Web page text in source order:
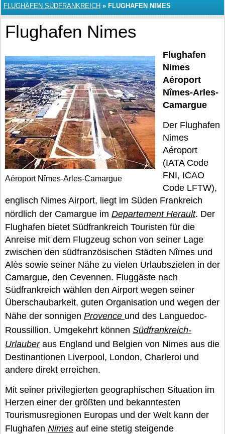
FLUGHÄFEN SÜDFRANKREICH » FLUGHAFEN NIMES
Flughafen Nimes
Aéroport Nîmes-Arles-Camargue
Flughafen
Nimes
Aéroport
Nîmes-Arles-
Camargue
Der Flughafen
Nimes
Aéroport
(IATA Code
FNI, ICAO
Code LFTW),
englisch Nimes Airport, liegt im Süden Frankreich
nördlich der Camargue im Departement Herault. Der
Flughafen bietet Südfrankreich Touristen für die
Anreise mit dem Flugzeug schon von seiner Lage
zwischen den südfranzösischen Städten Nîmes und
Alès sowie seiner Nähe zu vielen Urlaubszielen in der
Camargue, den Cevennen. Fluggäste nach
Südfrankreich wählen den Airport wegen seiner
Überschaubarkeit, guten Organisation und wegen der
Nähe der sonnigen Provence und des Languedoc-
Roussillion. Umgekehrt können Südfrankreich-
Urlauberaus England und Belgien von Nimes aus die
Destinantionen Liverpool, London, Charleroi und
andere direkt erreichen.
Mit seiner privilegierten geographischen Situation im
Herzen einer der größten und bekanntesten
Tourismusregionen Europas und der Welt kann der
Flughafen Nimes auf eine stetig steigende